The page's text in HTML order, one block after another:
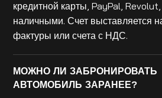
кредитной карты, PayPal,
наличными. Счет выставляется
фактуры или счета с НДС.
МОЖНО ЛИ ЗАБРОНИРОВАТЬ
АВТОМОБИЛЬ ЗАРАНЕЕ?